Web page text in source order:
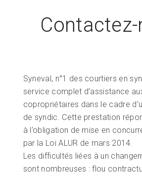
Syneval, n°1 des courtiers en
service complet d’assistance
copropriétaires dans le cadre
de syndic. Cette prestation
à l’obligation de mise en
par la Loi ALUR de mars 2014.
Les difficultés liées à un
sont nombreuses : flou